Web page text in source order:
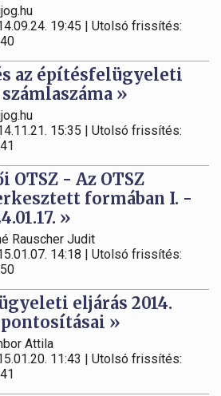
19:45 | Utolsó frissítés:
az építésfelügyeleti
»
15:35 | Utolsó frissítés:
OTSZ - Az OTSZ
formában I. -
»
Rauscher Judit
14:18 | Utolsó frissítés:
eljárás 2014.
»
Attila
11:43 | Utolsó frissítés: